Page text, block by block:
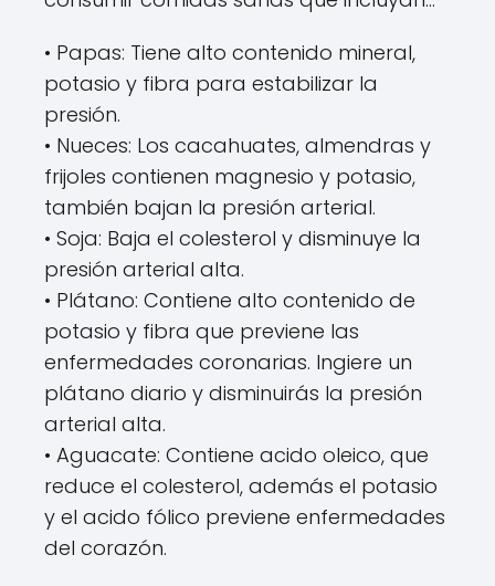
• Papas: Tiene alto contenido mineral,
potasio y fibra para estabilizar la
presión.
• Nueces: Los cacahuates, almendras y
frijoles contienen magnesio y potasio,
también bajan la presión arterial.
• Soja: Baja el colesterol y disminuye la
presión arterial alta.
• Plátano: Contiene alto contenido de
potasio y fibra que previene las
enfermedades coronarias. Ingiere un
plátano diario y disminuirás la presión
arterial alta.
• Aguacate: Contiene acido oleico, que
reduce el colesterol, además el potasio
y el acido fólico previene enfermedades
del corazón.